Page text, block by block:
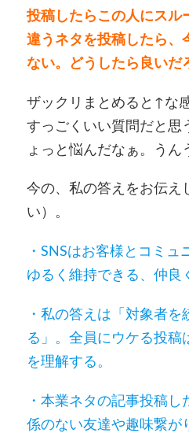
投稿したらこの人にスル
違うネタを投稿したら、
ない。どうしたら良いだ
ザックリまとめると↑な
すっごくいい質問だと思
ょっと悩んだなぁ。うん
今の、私の答えをお伝え
い）。
・SNSはお客様とコミ
ゆるく維持できる、仲良
・私の答えは「対象者
る」。全員にウケる投稿
を理解する。
・本業ネタの記事投稿
係のない友達や趣味繋が